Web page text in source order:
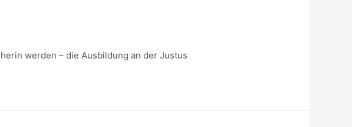
werden – die Ausbildung an der Justus